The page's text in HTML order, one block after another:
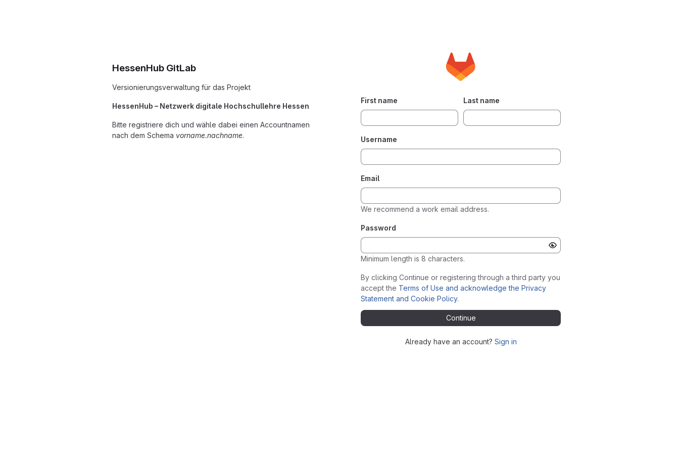
HessenHub GitLab
Versionierungsverwaltung für das Projekt
HessenHub – Netzwerk digitale Hochschullehre Hessen
Bitte registriere dich und wähle dabei einen Accountnamen
nach dem Schema vorname.nachname.
First name Last name
Username
Email
We recommend a work email address.
Password
Minimum length is 8 characters.
By clicking Continue or registering through a third party you
accept the Terms of Use and acknowledge the Privacy
Statement and Cookie Policy.
Continue
Already have an account? Sign in